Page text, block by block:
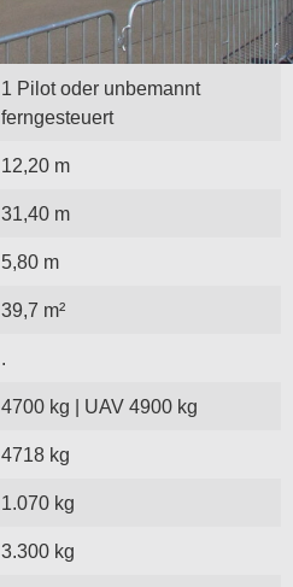
1 Pilot oder unbemannt
ferngesteuert
12,20 m
31,40 m
5,80 m
39,7 m²
.
4700 kg | UAV 4900 kg
4718 kg
1.070 kg
3.300 kg